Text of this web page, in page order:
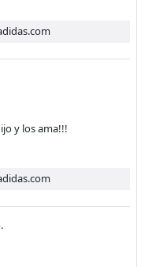
y los ama!!!